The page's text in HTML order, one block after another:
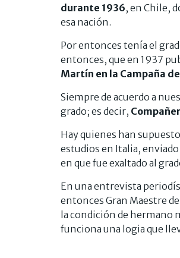
durante 1936, en Chile,
esa nación.
Por entonces tenía el
entonces, que en 1937
Martín en la Campaña
Siempre de acuerdo a
grado; es decir,
Hay quienes han
estudios en Italia,
en que fue exaltado al
En una entrevista
entonces Gran Maestre
la condición de hermano
funciona una logia que